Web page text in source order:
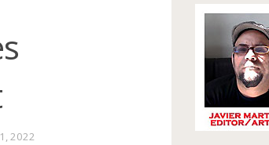
2022